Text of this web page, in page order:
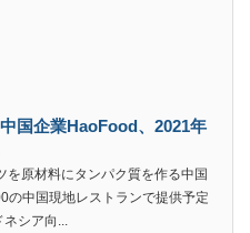
国企業HaoFood、2021年
を原材料にタンパク質を作る中国
の中国現地レストランで提供予定
シア向...